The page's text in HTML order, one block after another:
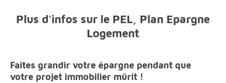
Plus d'infos sur le PEL, Plan Epargne
Logement
Faites grandir votre épargne pendant que
votre projet immobilier mûrit !